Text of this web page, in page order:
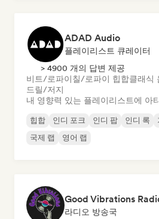
ADAD Audio
플레이리스트 큐레이터
> 4900 개의 답변 제공
비트/로파이칠/로파이 힙합클래식
드릴/저지
내 영향력 있는 플레이리스트에 아
힙합 인디 포크 인디 팝 인디 록
국제 랩
영어 랩
Good Vibrations
라디오 방송국